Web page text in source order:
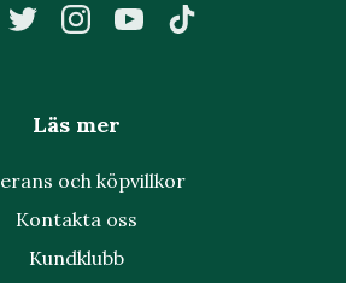
Läs mer
och köpvillkor
Kontakta oss
Kundklubb